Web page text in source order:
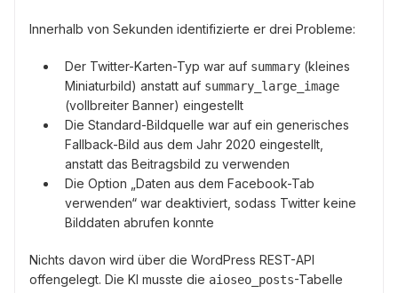
Innerhalb von Sekunden identifizierte er drei Probleme:
Der Twitter-Karten-Typ war auf summary (kleines
Miniaturbild) anstatt auf summary_large_image
(vollbreiter Banner) eingestellt
Die Standard-Bildquelle war auf ein generisches
Fallback-Bild aus dem Jahr 2020 eingestellt,
anstatt das Beitragsbild zu verwenden
Die Option „Daten aus dem Facebook-Tab
verwenden“ war deaktiviert, sodass Twitter keine
Bilddaten abrufen konnte
Nichts davon wird über die WordPress REST-API
offengelegt. Die KI musste die aioseo_posts-Tabelle